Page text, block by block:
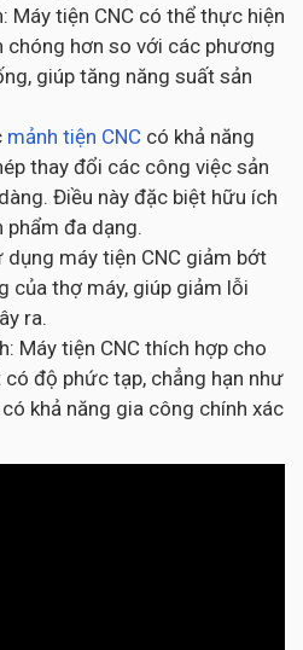
Máy tiện CNC có thể thực hiện
chóng hơn so với các phương
giúp tăng năng suất sản
mảnh tiện CNC có khả năng
thay đổi các công việc sản
Điều này đặc biệt hữu ích
phẩm đa dạng.
máy tiện CNC giảm bớt
của thợ máy, giúp giảm lỗi
ra.
Máy tiện CNC thích hợp cho
độ phức tạp, chẳng hạn như
khả năng gia công chính xác